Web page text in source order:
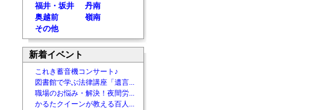
福井・坂井
丹南
奥越前
嶺南
その他
新着イベント
これき蓄音機コンサート♪
図書館で学ぶ法律講座「遺言...
職場のお悩み・解決！夜間労...
かるたクイーンが教える百人...